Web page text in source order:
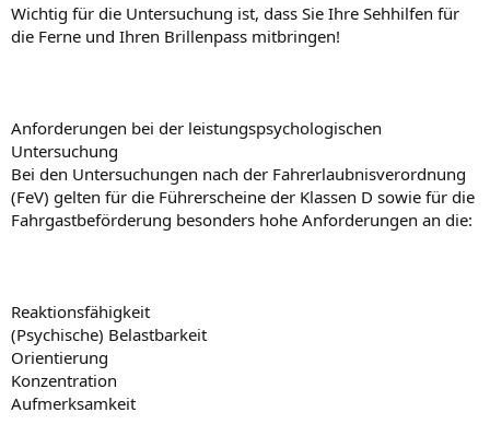
Wichtig für die Untersuchung ist, dass Sie Ihre Sehhilfen für
die Ferne und Ihren Brillenpass mitbringen!
Anforderungen bei der leistungspsychologischen
Untersuchung
Bei den Untersuchungen nach der Fahrerlaubnisverordnung
(FeV) gelten für die Führerscheine der Klassen D sowie für die
Fahrgastbeförderung besonders hohe Anforderungen an die:
Reaktionsfähigkeit
(Psychische) Belastbarkeit
Orientierung
Konzentration
Aufmerksamkeit